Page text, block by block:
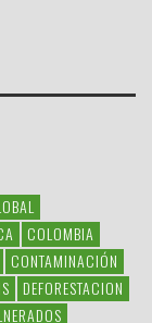
COLOMBIA
CONTAMINACIÓN
DEFORESTACION